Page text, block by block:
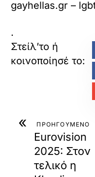
gayhellas.gr –
.
« ΠΡΟΗΓΟΥΜΕΝΟ
Eurovision
2025: Στον
τελικό η